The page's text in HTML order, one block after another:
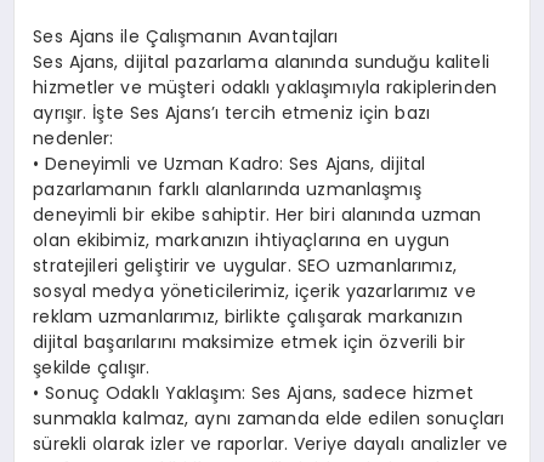
Ses Ajans ile Çalışmanın Avantajları
Ses Ajans, dijital pazarlama alanında sunduğu kaliteli
hizmetler ve müşteri odaklı yaklaşımıyla rakiplerinden
ayrışır. İşte Ses Ajans’ı tercih etmeniz için bazı
nedenler:
• Deneyimli ve Uzman Kadro: Ses Ajans, dijital
pazarlamanın farklı alanlarında uzmanlaşmış
deneyimli bir ekibe sahiptir. Her biri alanında uzman
olan ekibimiz, markanızın ihtiyaçlarına en uygun
stratejileri geliştirir ve uygular. SEO uzmanlarımız,
sosyal medya yöneticilerimiz, içerik yazarlarımız ve
reklam uzmanlarımız, birlikte çalışarak markanızın
dijital başarılarını maksimize etmek için özverili bir
şekilde çalışır.
• Sonuç Odaklı Yaklaşım: Ses Ajans, sadece hizmet
sunmakla kalmaz, aynı zamanda elde edilen sonuçları
sürekli olarak izler ve raporlar. Veriye dayalı analizler ve